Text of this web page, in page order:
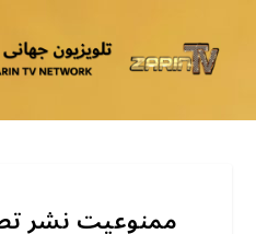
ممنوعیت نشر